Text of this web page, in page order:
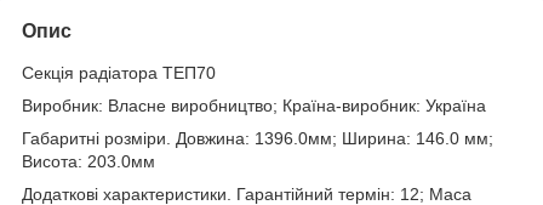
Опис
Секція радіатора ТЕП70
Виробник: Власне виробництво; Країна-виробник: Україна
Габаритні розміри. Довжина: 1396.0мм; Ширина: 146.0 мм;
Висота: 203.0мм
Додаткові характеристики. Гарантійний термін: 12; Маса